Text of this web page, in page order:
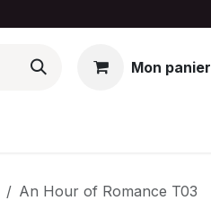
Mon panier
An Hour of Romance T03